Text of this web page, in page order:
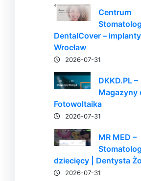
Centrum
DentalCover –
Wrocław
2026-07-31
DKKD.PL –
Magazyny
Fotowoltaika
2026-07-31
MR MED –
Stomatolog
dziecięcy | Dentysta
2026-07-31